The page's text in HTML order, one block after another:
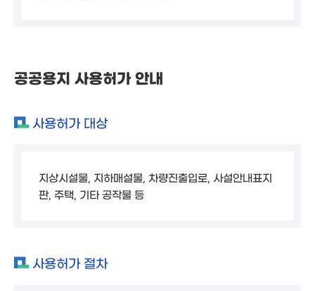
공공용지 사용허가 안내
사용허가 대상
지상시설물, 지하매설물, 차량진출입로, 사설안내표지
판, 주택, 기타 공작물 등
사용허가 절차